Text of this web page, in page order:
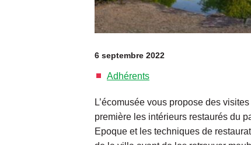
6 septembre 2022
Adhérents
L’écomusée vous propose des
première les intérieurs restaurés du
Epoque et les techniques de